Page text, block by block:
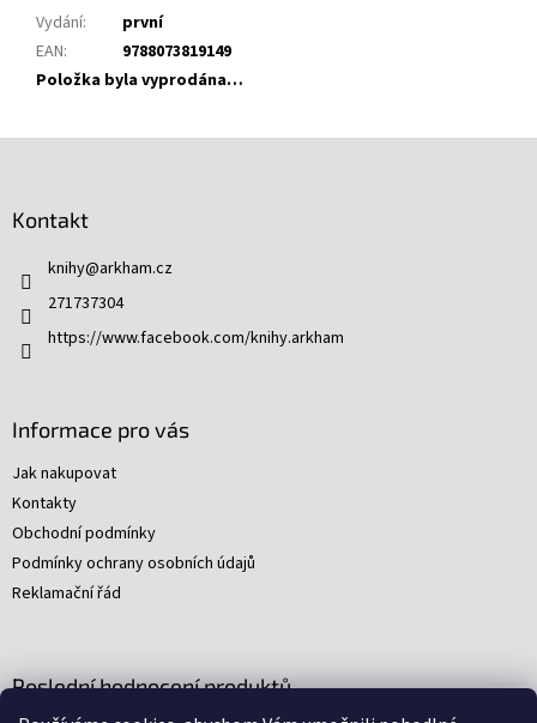
Vydání:
první
EAN:
9788073819149
Položka byla vyprodána…
Kontakt
knihy@arkham.cz
271737304
https://www.facebook.com/knihy.arkham
Informace pro vás
Jak nakupovat
Kontakty
Obchodní podmínky
Podmínky ochrany osobních údajů
Reklamační řád
Poslední hodnocení produktů